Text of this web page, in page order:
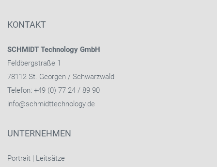
KONTAKT
SCHMIDT Technology GmbH
Feldbergstraße 1
78112 St. Georgen / Schwarzwald
Telefon: +49 (0) 77 24 / 89 90
info@schmidttechnology.de
UNTERNEHMEN
Portrait | Leitsätze